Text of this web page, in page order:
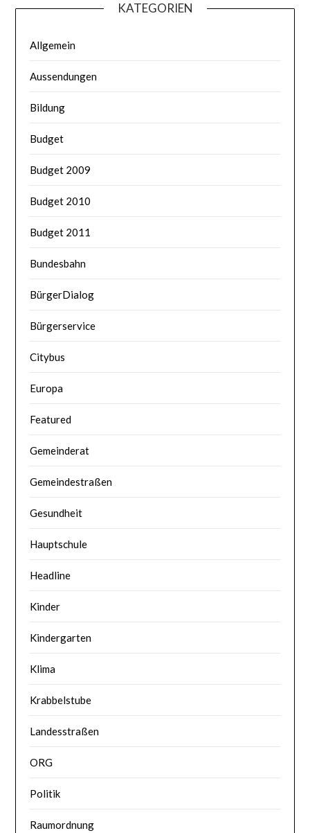
KATEGORIEN
Allgemein
Aussendungen
Bildung
Budget
Budget 2009
Budget 2010
Budget 2011
Bundesbahn
BürgerDialog
Bürgerservice
Citybus
Europa
Featured
Gemeinderat
Gemeindestraßen
Gesundheit
Hauptschule
Headline
Kinder
Kindergarten
Klima
Krabbelstube
Landesstraßen
ORG
Politik
Raumordnung